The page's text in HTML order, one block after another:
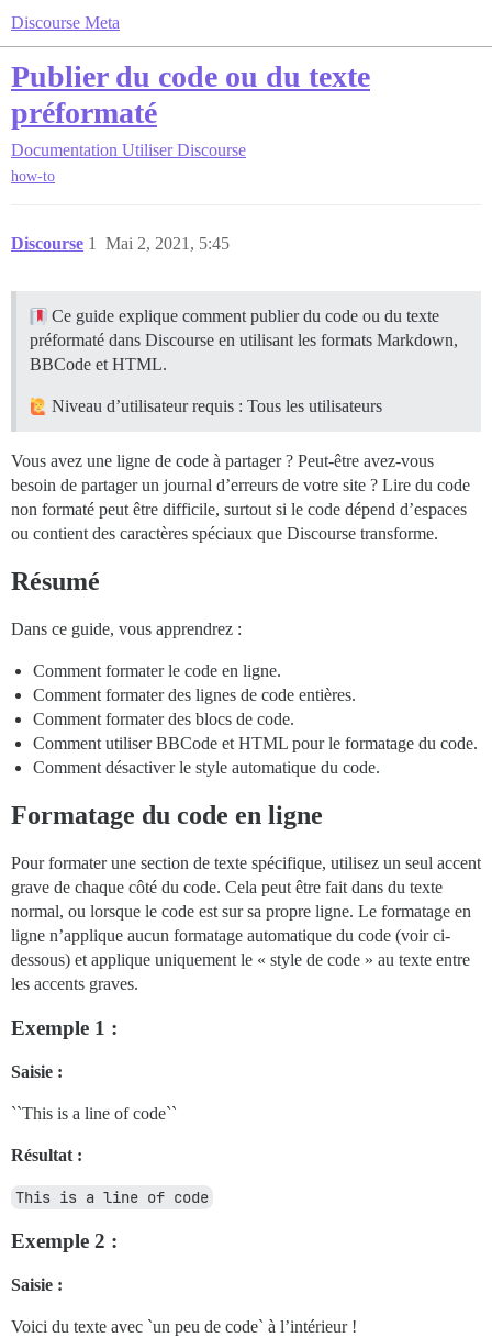
Discourse Meta
Publier du code ou du texte
préformaté
Documentation Utiliser Discourse
how-to
Discourse Mai 2, 2021, 5:45
1
Ce guide explique comment publier du code ou du texte
préformaté dans Discourse en utilisant les formats Markdown,
BBCode et HTML.
Niveau d’utilisateur requis : Tous les utilisateurs
Vous avez une ligne de code à partager ? Peut-être avez-vous
besoin de partager un journal d’erreurs de votre site ? Lire du code
non formaté peut être difficile, surtout si le code dépend d’espaces
ou contient des caractères spéciaux que Discourse transforme.
Résumé
Dans ce guide, vous apprendrez :
Comment formater le code en ligne.
Comment formater des lignes de code entières.
Comment formater des blocs de code.
Comment utiliser BBCode et HTML pour le formatage du code.
Comment désactiver le style automatique du code.
Formatage du code en ligne
Pour formater une section de texte spécifique, utilisez un seul accent
grave de chaque côté du code. Cela peut être fait dans du texte
normal, ou lorsque le code est sur sa propre ligne. Le formatage en
ligne n’applique aucun formatage automatique du code (voir ci-
dessous) et applique uniquement le « style de code » au texte entre
les accents graves.
Exemple 1 :
Saisie :
``This is a line of code``
Résultat :
This is a line of code
Exemple 2 :
Saisie :
Voici du texte avec `un peu de code` à l’intérieur !